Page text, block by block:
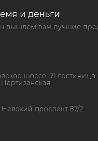
и деньги
вышлем вам лучшие
шоссе, 71 гостиница
Невский проспект 87/2